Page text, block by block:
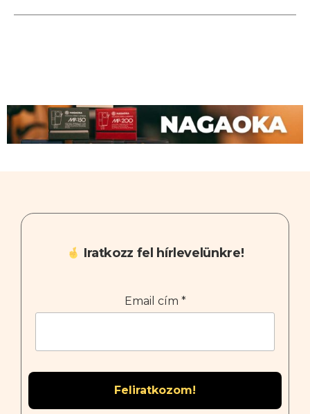
Iratkozz fel hírlevelünkre!
Email cím *